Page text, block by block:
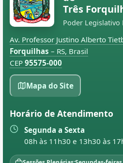
Três
Poder Legislativo
Av. Professor Justino Alberto
Forquilhas – RS, Brasil
CEP 95575-000
Mapa do Site
Horário de Atendimento
Segunda a Sexta
08h às 11h30 e 13h30 às